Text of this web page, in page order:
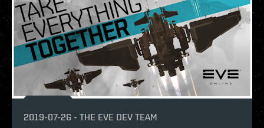
2019-07-26 - THE EVE DEV TEAM